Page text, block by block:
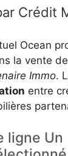
Crédit
Ocean
la vente
Immo.
entre
Un